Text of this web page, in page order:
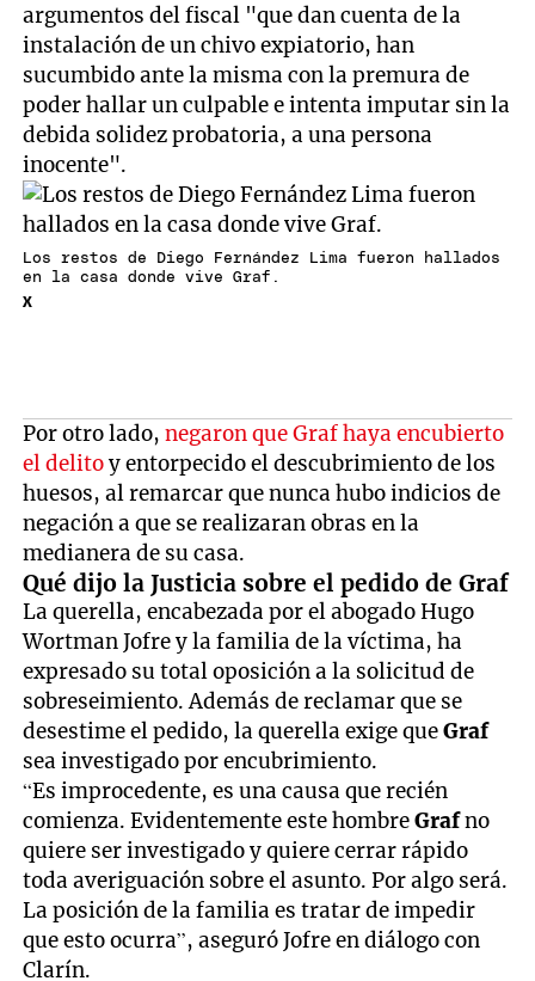
argumentos del fiscal "que dan cuenta de la
instalación de un chivo expiatorio, han
sucumbido ante la misma con la premura de
poder hallar un culpable e intenta imputar sin la
debida solidez probatoria, a una persona
inocente".
Los restos de Diego Fernández Lima fueron hallados
en la casa donde vive Graf.
X
Por otro lado,negaron que Graf haya encubierto
el delitoy entorpecido el descubrimiento de los
huesos, al remarcar que nunca hubo indicios de
negación a que se realizaran obras en la
medianera de su casa.
Qué dijo la Justicia sobre el pedido de Graf
La querella, encabezada por el abogado Hugo
Wortman Jofre y la familia de la víctima, ha
expresado su total oposición a la solicitud de
sobreseimiento. Además de reclamar que se
desestime el pedido, la querella exige queGraf
sea investigado por encubrimiento.
“Es improcedente, es una causa que recién
comienza. Evidentemente este hombreGrafno
quiere ser investigado y quiere cerrar rápido
toda averiguación sobre el asunto. Por algo será.
La posición de la familia es tratar de impedir
que esto ocurra”, aseguró Jofre en diálogo con
Clarín.